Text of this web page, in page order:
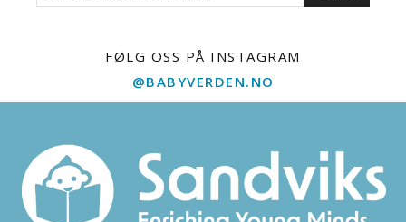
FØLG OSS PÅ INSTAGRAM
@BABYVERDEN.NO